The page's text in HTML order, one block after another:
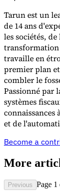
Tous les guides
La VAT pour les
Tarun est un
de 14 ans
les sociétés,
transformation
travaille en
premier plan
combler le
Passionné par
systèmes
connaissances
et de
Become a
More
Previous Page 1